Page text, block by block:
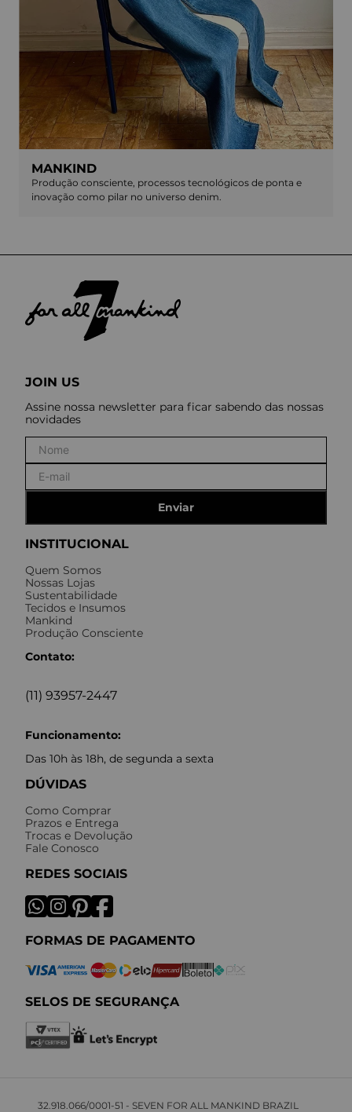
MANKIND
Produção consciente, processos tecnológicos de ponta e
inovação como pilar no universo denim.
INSTITUCIONAL
Quem Somos
Nossas Lojas
Sustentabilidade
Tecidos e Insumos
Mankind
Produção Consciente
Contato:
(11) 93957-2447
Funcionamento:
Das 10h às 18h, de segunda a sexta
DÚVIDAS
Como Comprar
Prazos e Entrega
Trocas e Devolução
Fale Conosco
REDES SOCIAIS
FORMAS DE PAGAMENTO
SELOS DE SEGURANÇA
JOIN US
Assine nossa newsletter para ficar sabendo das nossas
novidades
Enviar
32.918.066/0001-51 - SEVEN FOR ALL MANKIND BRAZIL